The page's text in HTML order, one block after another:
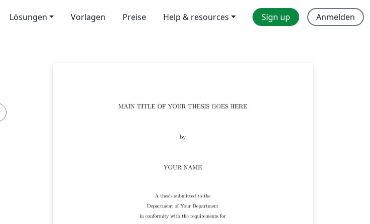
Lösungen Vorlagen Preise Help & resources Sign up Anmelden